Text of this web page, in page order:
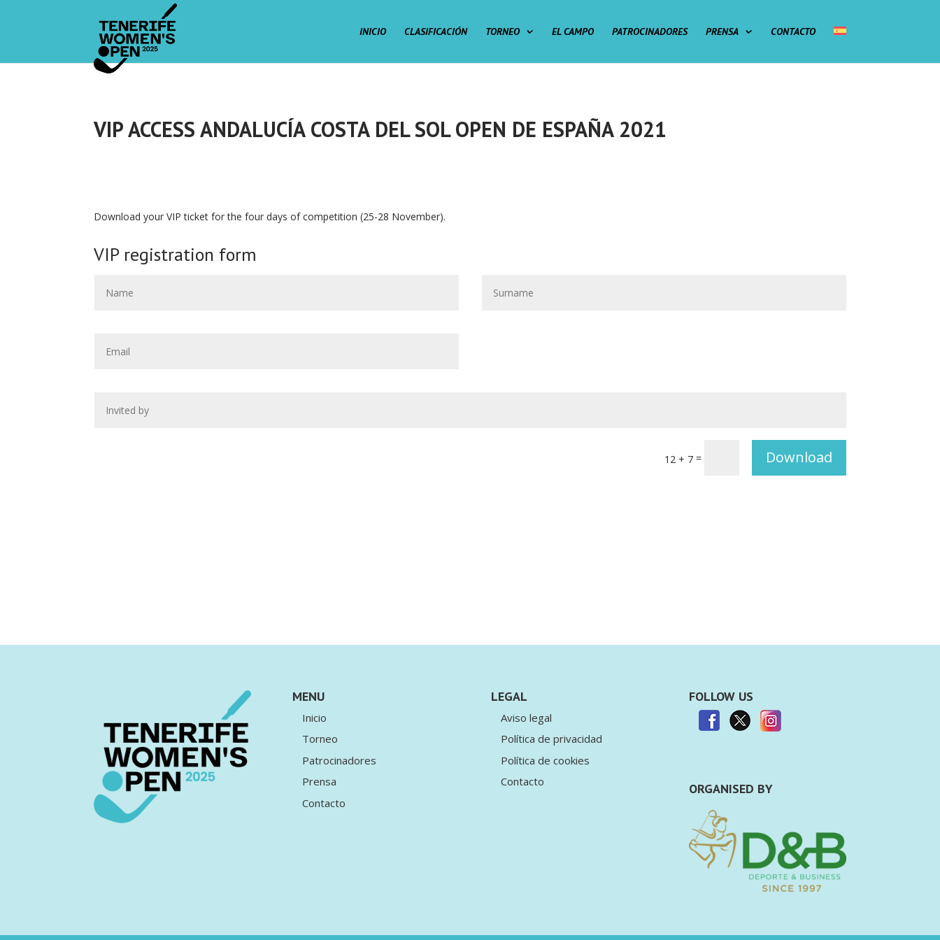
INICIO CLASIFICACIÓN TORNEO EL CAMPO PATROCINADORES PRENSA CONTACTO
VIP ACCESS ANDALUCÍA COSTA DEL SOL OPEN DE ESPAÑA 2021
Download your VIP ticket for the four days of competition (25-28 November).
VIP registration form
12 + 7= Download
MENU
Inicio
Torneo
Patrocinadores
Prensa
Contacto
LEGAL
Aviso legal
Política de privacidad
Política de cookies
Contacto
FOLLOW US
ORGANISED BY